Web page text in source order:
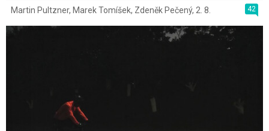
42
Martin Pultzner, Marek Tomíšek, Zdeněk Pečený, 2. 8.